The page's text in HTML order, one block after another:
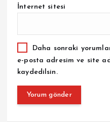
İnternet sitesi
Daha sonraki
e-posta adresim ve site
kaydedilsin.